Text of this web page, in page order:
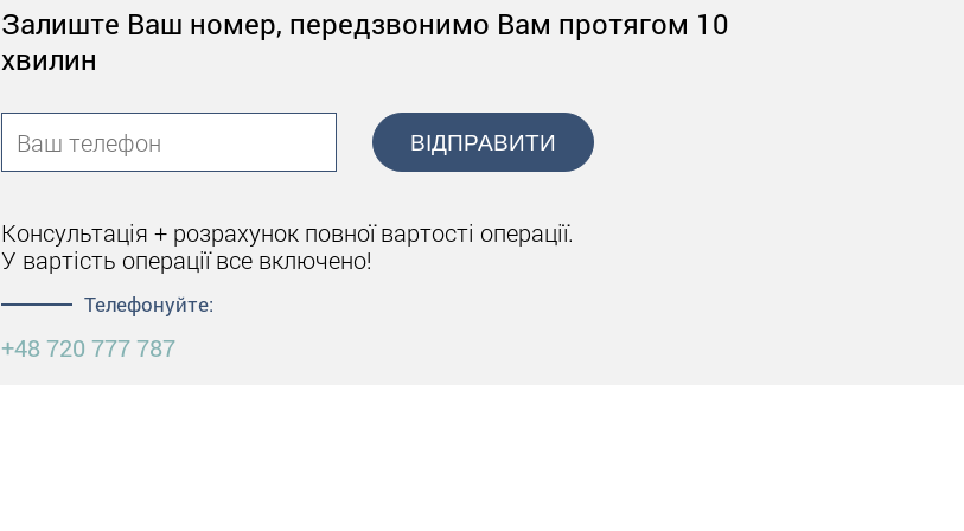
Залиште Ваш номер, передзвонимо Вам протягом 10
хвилин
ВІДПРАВИТИ
Консультація + розрахунок повної вартості операції.
У вартість операції все включено!
Телефонуйте:
+48 720 777 787